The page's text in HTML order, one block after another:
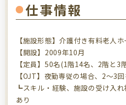
仕事情報
【施設形態】介護付き有料老人ホ
【開設】2009年10月
【定員】50名(1階14名、2階と3
【OJT】夜勤専従の場合、2～3
┗スキル・経験、施設の受け入
あり